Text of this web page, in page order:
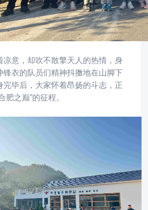
凉意，却吹不散擎天 人 的热情 ， 身
锋衣的队员们精神抖擞地在山脚下
毕后， 大家怀着昂扬的斗志，正
肥之巅”的征程。